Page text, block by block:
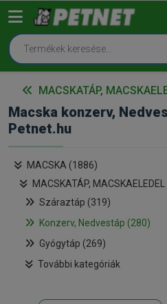
MACSKATÁP,
Macska konzerv,
Petnet.hu
MACSKA (1886)
MACSKATÁP,
Száraztáp (319)
Konzerv, Nedvestáp (280)
Gyógytáp (269)
További kategóriák